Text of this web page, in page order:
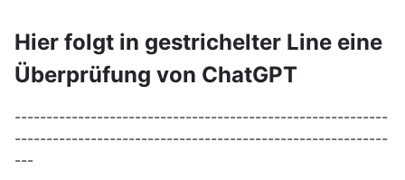
Hier folgt in gestrichelter Line eine
Überprüfung von ChatGPT
-----------------------------------------------------------
-----------------------------------------------------------
---